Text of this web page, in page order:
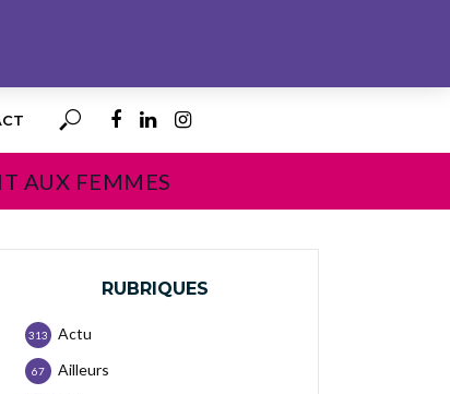
AUX FEMMES
RUBRIQUES
Actu
313
Ailleurs
67